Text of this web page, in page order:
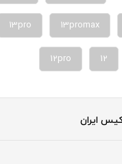
13promax
13pro
12
12pro
ایران